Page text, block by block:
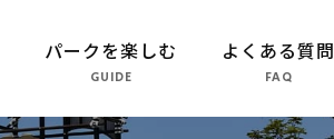
パークを楽しむ
GUIDE
よくある質問
FAQ